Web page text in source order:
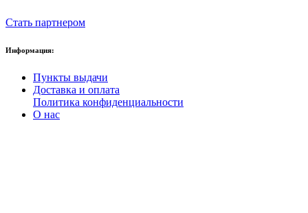
Стать партнером
Информация:
Пункты выдачи
Доставка и оплата
Политика конфиденциальности
О нас